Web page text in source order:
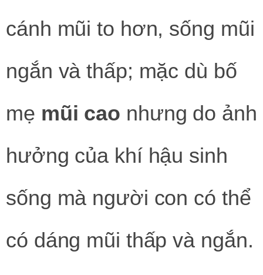
cánh mũi to hơn, sống mũi
ngắn và thấp; mặc dù bố
mẹ mũi cao nhưng do ảnh
hưởng của khí hậu sinh
sống mà người con có thể
có dáng mũi thấp và ngắn.